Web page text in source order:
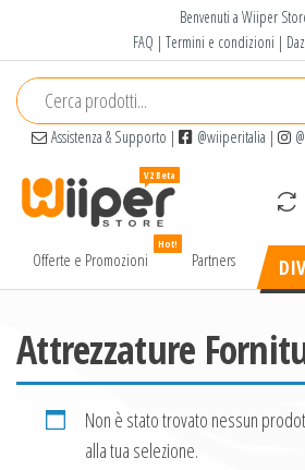
contenuto
Benvenuti a Wiiper
FAQ | Termini e condizioni |
Assistenza & Supporto | @wiiperitalia |
alta
prezzo
Offerte e Promozioni
Hot!
Partners
Attrezzature
Non è stato trovato nessun
alla tua selezione.